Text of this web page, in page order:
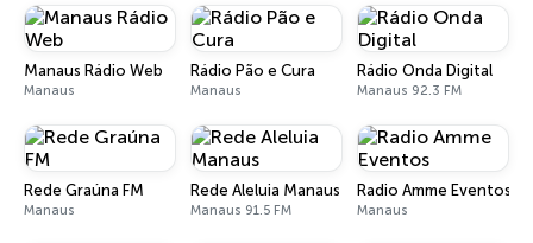
Manaus Rádio Web
Manaus
Rádio Pão e Cura
Manaus
Rádio Onda Digital
Manaus 92.3 FM
Rede Graúna FM
Manaus
Rede Aleluia Manaus
Manaus 91.5 FM
Radio Amme Eventos
Manaus